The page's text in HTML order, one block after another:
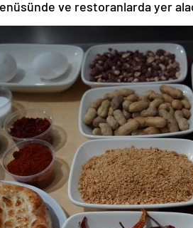
ve restoranlarda yer